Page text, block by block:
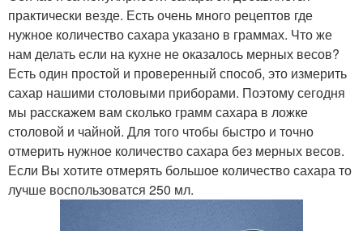
Полные ложки Ложки в миллилитрах
Воды в неполной ложке Ложка в миллилитрах
Сыпучие продукты
Калории в чайной
ложке
практически везде. Есть очень много рецептов где
нужное количество сахара указано в граммах. Что же
нам делать если на кухне не оказалось мерных весов?
Есть один простой и проверенный способ, это измерить
сахар нашими столовыми приборами. Поэтому сегодня
мы расскажем вам сколько грамм сахара в ложке
столовой и чайной. Для того чтобы быстро и точно
отмерить нужное количество сахара без мерных весов.
Если Вы хотите отмерять большое количество сахара то
лучше воспользоватся 250 мл.